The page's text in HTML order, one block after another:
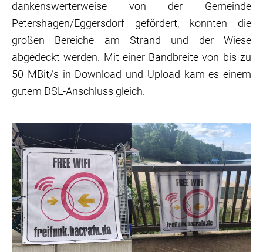
dankenswerterweise von der Gemeinde
Petershagen/Eggersdorf gefördert, konnten die
großen Bereiche am Strand und der Wiese
abgedeckt werden. Mit einer Bandbreite von bis zu
50 MBit/s in Download und Upload kam es einem
gutem DSL-Anschluss gleich.